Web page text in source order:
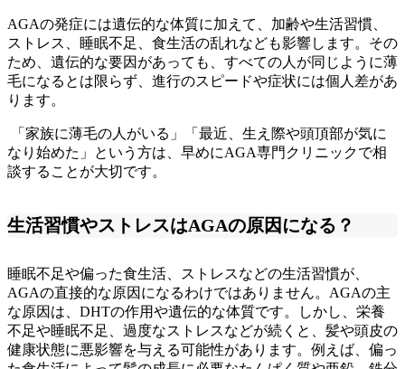
AGAの発症には遺伝的な体質に加えて、加齢や生活習慣、
ストレス、睡眠不足、食生活の乱れなども影響します。その
ため、遺伝的な要因があっても、すべての人が同じように薄
毛になるとは限らず、進行のスピードや症状には個人差があ
ります。
「家族に薄毛の人がいる」「最近、生え際や頭頂部が気に
なり始めた」という方は、早めにAGA専門クリニックで相
談することが大切です。
生活習慣やストレスはAGAの原因になる？
睡眠不足や偏った食生活、ストレスなどの生活習慣が、
AGAの直接的な原因になるわけではありません。AGAの主
な原因は、DHTの作用や遺伝的な体質です。しかし、栄養
不足や睡眠不足、過度なストレスなどが続くと、髪や頭皮の
健康状態に悪影響を与える可能性があります。例えば、偏っ